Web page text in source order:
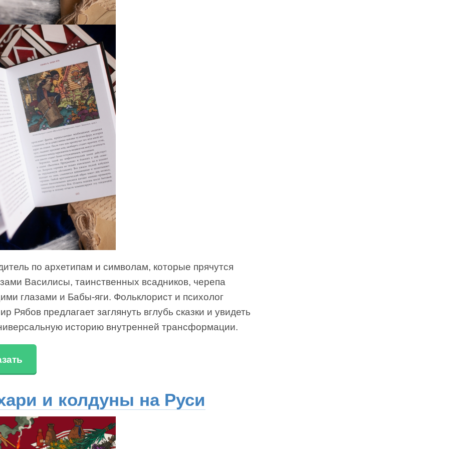
по архетипам и символам, которые прячутся
Василисы, таинственных всадников, черепа
глазами и Бабы-яги. Фольклорист и психолог
Рябов предлагает заглянуть вглубь сказки и увидеть
историю внутренней трансформации.
и колдуны на Руси